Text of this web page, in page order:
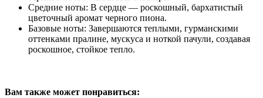
Средние ноты: В сердце — роскошный, бархатистый
цветочный аромат черного пиона.
Базовые ноты: Завершаются теплыми, гурманскими
оттенками пралине, мускуса и ноткой пачули, создавая
роскошное, стойкое тепло.
Вам также может понравиться: